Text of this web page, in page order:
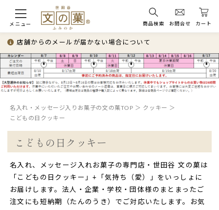
メニュー 商品検索 お問合せ カート
店舗からのメールが届かない場合について
名入れ・メッセージ入りお菓子の文の菓TOP
クッキー
こどもの日クッキー
こどもの日クッキー
名入れ、メッセージ入れお菓子の専門店・世田谷 文の菓は
「こどもの日クッキー」+「気持ち（愛）」をいっしょに
お届けします。法人・企業・学校・団体様のまとまったご
注文にも短納期（たんのうき）でご対応いたします。お気